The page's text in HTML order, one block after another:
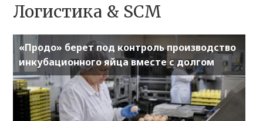
Логистика & SCM
«Продо» берет под контроль производство
инкубационного яйца вместе с долгом